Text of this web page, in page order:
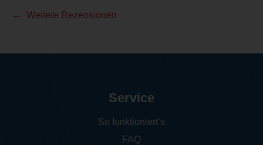
Weitere Rezensionen
Service
So funktioniert‘s
FAQ